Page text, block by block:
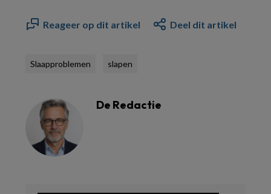
Reageer op dit artikel Deel dit artikel
Slaapproblemen slapen
De Redactie